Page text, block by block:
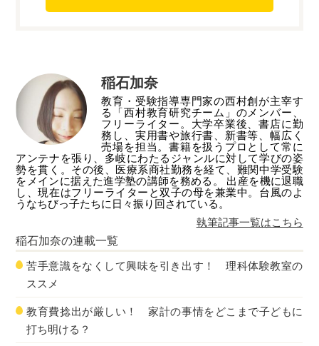
稲石加奈
教育・受験指導専門家の西村創が主宰す
る「西村教育研究チーム」のメンバー、
フリーライター。大学卒業後、書店に勤
務し、実用書や旅行書、新書等、幅広く
売場を担当。書籍を扱うプロとして常に
アンテナを張り、多岐にわたるジャンルに対して学びの姿
勢を貫く。その後、医療系商社勤務を経て、難関中学受験
をメインに据えた進学塾の講師を務める。 出産を機に退職
し、現在はフリーライターと双子の母を兼業中。台風のよ
うなちびっ子たちに日々振り回されている。
執筆記事一覧はこちら
稲石加奈の連載一覧
苦手意識をなくして興味を引き出す！ 理科体験教室の
ススメ
教育費捻出が厳しい！ 家計の事情をどこまで子どもに
打ち明ける？